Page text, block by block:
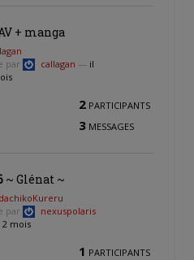
+ manga
par
callagan — il
2 PARTICIPANTS
3 MESSAGES
~ Glénat ~
par
nexuspolaris
2 mois
1 PARTICIPANTS